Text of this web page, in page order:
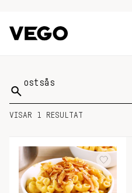
Sök
på:
VISAR 1 RESULTAT